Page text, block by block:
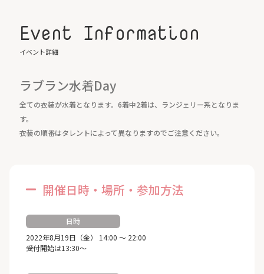
Event Information
イベント詳細
ラブラン水着Day
全ての衣装が水着となります。6着中2着は、ランジェリー系となりま
す。
衣装の順番はタレントによって異なりますのでご注意ください。
開催日時・場所・参加方法
日時
2022年8月19日（金） 14:00 ～ 22:00
受付開始は13:30～